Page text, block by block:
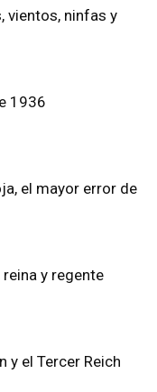
vientos, ninfas y
1936
el mayor error de
y regente
y el Tercer Reich